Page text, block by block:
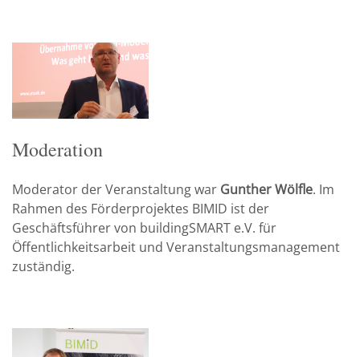
Moderation
Moderator der Veranstaltung war Gunther Wölfle. Im
Rahmen des Förderprojektes BIMID ist der
Geschäftsführer von buildingSMART e.V. für
Öffentlichkeitsarbeit und Veranstaltungsmanagement
zuständig.